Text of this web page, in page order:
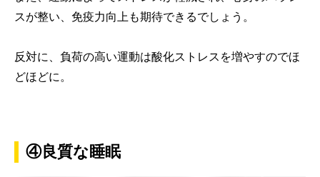
スが整い、免疫力向上も期待できるでしょう。
反対に、負荷の高い運動は酸化ストレスを増やすのでほ
どほどに。
④良質な睡眠